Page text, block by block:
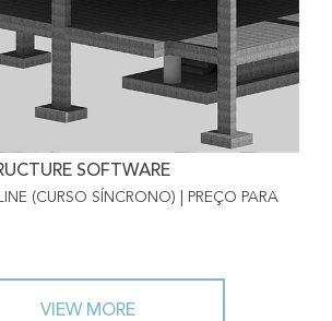
SOFTWARE
(CURSO SÍNCRONO) | PREÇO PARA
VIEW MORE